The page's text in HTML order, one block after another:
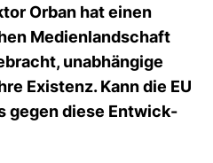
Orban hat einen
Medi­en­land­schaft
unab­hän­gige
Exis­tenz. Kann die EU
gegen diese Ent­wick­